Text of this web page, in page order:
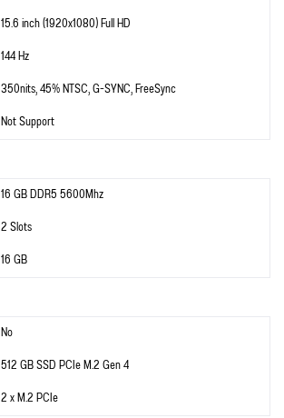
15.6 inch (1920x1080) Full HD
144 Hz
350nits, 45% NTSC, G-SYNC, FreeSync
Not Support
16 GB DDR5 5600Mhz
2 Slots
16 GB
No
512 GB SSD PCIe M.2 Gen 4
2 x M.2 PCIe